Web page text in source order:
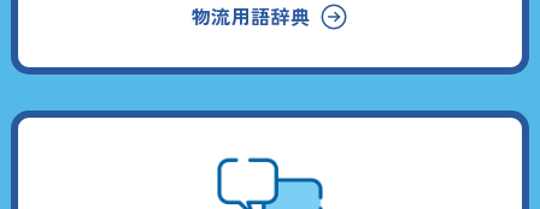
物流用語辞典